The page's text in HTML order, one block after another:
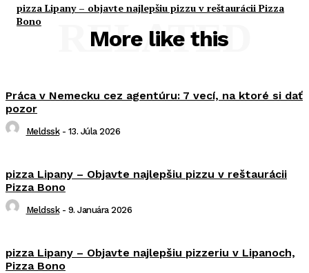
pizza Lipany – objavte najlepšiu pizzu v reštaurácii Pizza
Bono
More like this
RELATED
Práca v Nemecku cez agentúru: 7 vecí, na ktoré si dať
pozor
Meldssk - 13. Júla 2026
pizza Lipany – Objavte najlepšiu pizzu v reštaurácii
Pizza Bono
Meldssk - 9. Januára 2026
pizza Lipany – Objavte najlepšiu pizzeriu v Lipanoch,
Pizza Bono